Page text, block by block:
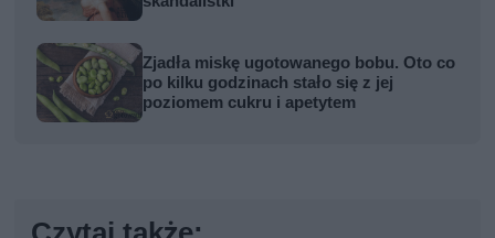
Zjadła miskę ugotowanego bobu. Oto co
po kilku godzinach stało się z jej
poziomem cukru i apetytem